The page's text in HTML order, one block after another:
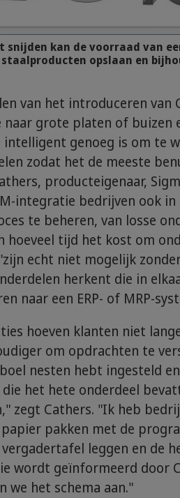
snijden kan de voorraad van
staalproducten opslaan en
van het introduceren van
naar grote platen of buizen
genoeg is om te
zodat het de meeste
producteigenaar,
integratie bedrijven ook
te beheren, van losse
hoeveel tijd het kost om
echt niet mogelijk
herkent die in
naar een ERP- of MRP-
hoeven klanten niet
om opdrachten te
nesten hebt ingesteld
het hete onderdeel
zegt Cathers. "Ik heb
pakken met de
leggen en de
wordt geïnformeerd door
we het schema aan."